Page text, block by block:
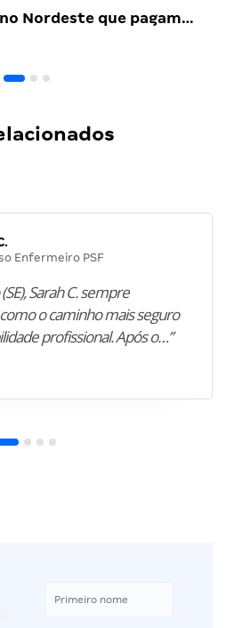
Nordeste que pagam…
Enfermeiro PSF
Sarah C. sempre
o caminho mais seguro
profissional. Após o…”